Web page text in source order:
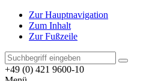
Zur Hauptnavigation
Zum Inhalt
Zur Fußzeile
+49 (0) 421 9600-10